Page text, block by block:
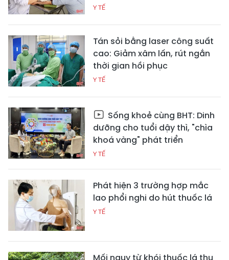
Y TẾ
Tán sỏi bằng laser công suất
cao: Giảm xâm lấn, rút ngắn
thời gian hồi phục
Y TẾ
Sống khoẻ cùng BHT: Dinh
dưỡng cho tuổi dậy thì, "chìa
khoá vàng" phát triển
Y TẾ
Phát hiện 3 trường hợp mắc
lao phổi nghi do hút thuốc lá
Y TẾ